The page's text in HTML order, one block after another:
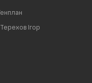
Генплан
Терехов Ігор